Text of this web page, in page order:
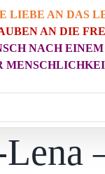
LIEBE AN DAS
AN DIE
NACH